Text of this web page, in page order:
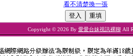
看不清楚換一張
Copyright © 2026 By 愛愛台妹視訊裸聊 All